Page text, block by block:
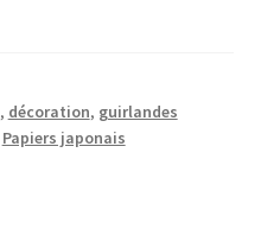
, décoration, guirlandes
Papiers japonais